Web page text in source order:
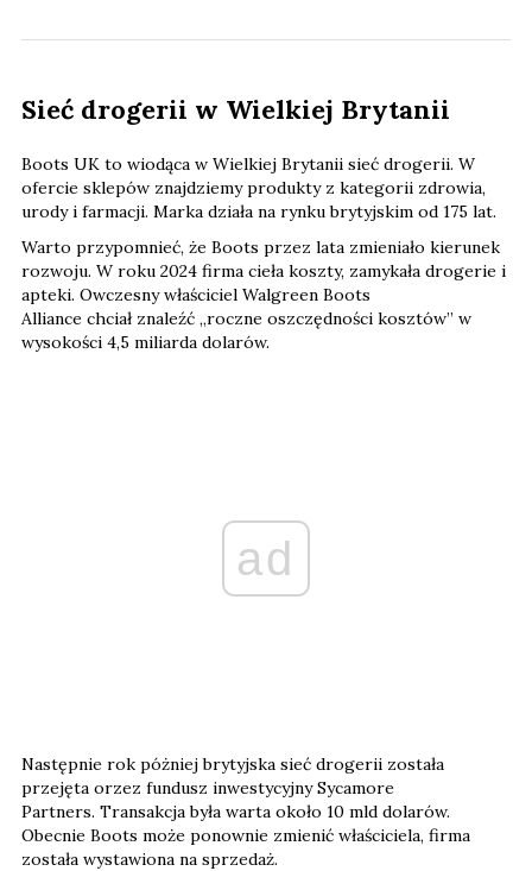
Sieć drogerii w Wielkiej Brytanii
Boots UK to wiodąca w Wielkiej Brytanii sieć drogerii. W
ofercie sklepów znajdziemy produkty z kategorii zdrowia,
urody i farmacji. Marka działa na rynku brytyjskim od 175 lat.
Warto przypomnieć, że Boots przez lata zmieniało kierunek
rozwoju. W roku 2024 firma cieła koszty, zamykała drogerie i
apteki. Owczesny właściciel Walgreen Boots
Alliance chciał znaleźć „roczne oszczędności kosztów” w
wysokości 4,5 miliarda dolarów.
ad
Następnie rok póżniej brytyjska sieć drogerii została
przejęta orzez fundusz inwestycyjny Sycamore
Partners. Transakcja była warta około 10 mld dolarów.
Obecnie Boots może ponownie zmienić właściciela, firma
została wystawiona na sprzedaż.